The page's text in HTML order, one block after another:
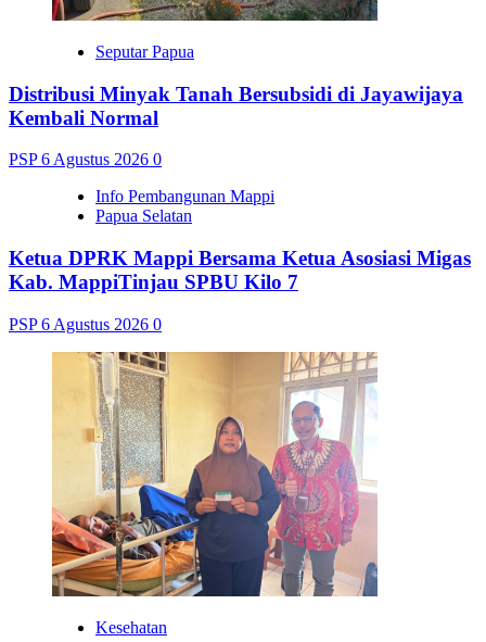
Seputar Papua
Distribusi Minyak Tanah Bersubsidi di Jayawijaya
Kembali Normal
PSP6 Agustus 2026 0
Info Pembangunan Mappi
Papua Selatan
Ketua DPRK Mappi Bersama Ketua Asosiasi Migas
Kab. MappiTinjau SPBU Kilo 7
PSP6 Agustus 2026 0
Kesehatan